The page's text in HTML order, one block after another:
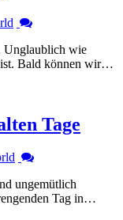
Unglaublich wie
ist. Bald können wir…
Tage
ungemütlich
Tag in…